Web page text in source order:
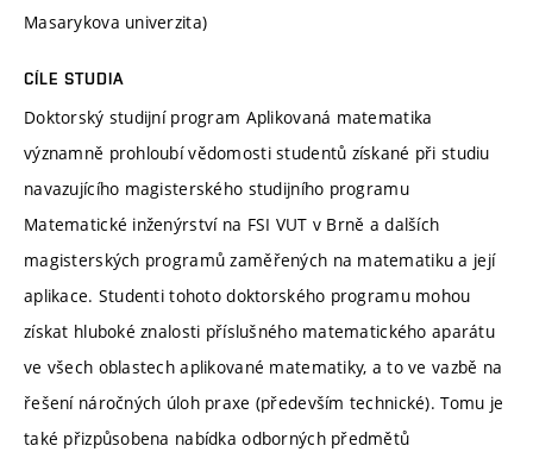
Masarykova univerzita)
CÍLE STUDIA
Doktorský studijní program Aplikovaná matematika
významně prohloubí vědomosti studentů získané při studiu
navazujícího magisterského studijního programu
Matematické inženýrství na FSI VUT v Brně a dalších
magisterských programů zaměřených na matematiku a její
aplikace. Studenti tohoto doktorského programu mohou
získat hluboké znalosti příslušného matematického aparátu
ve všech oblastech aplikované matematiky, a to ve vazbě na
řešení náročných úloh praxe (především technické). Tomu je
také přizpůsobena nabídka odborných předmětů